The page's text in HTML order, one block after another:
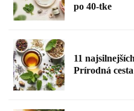
po 40-tke
11
Prírodná